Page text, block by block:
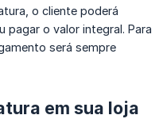
o cliente poderá
pagar o valor integral. Para
será sempre
em sua loja